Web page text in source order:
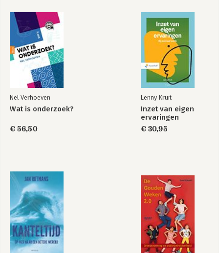
Nel Verhoeven
Wat is onderzoek?
€ 56,50
Lenny Kruit
Inzet van eigen
ervaringen
€ 30,95